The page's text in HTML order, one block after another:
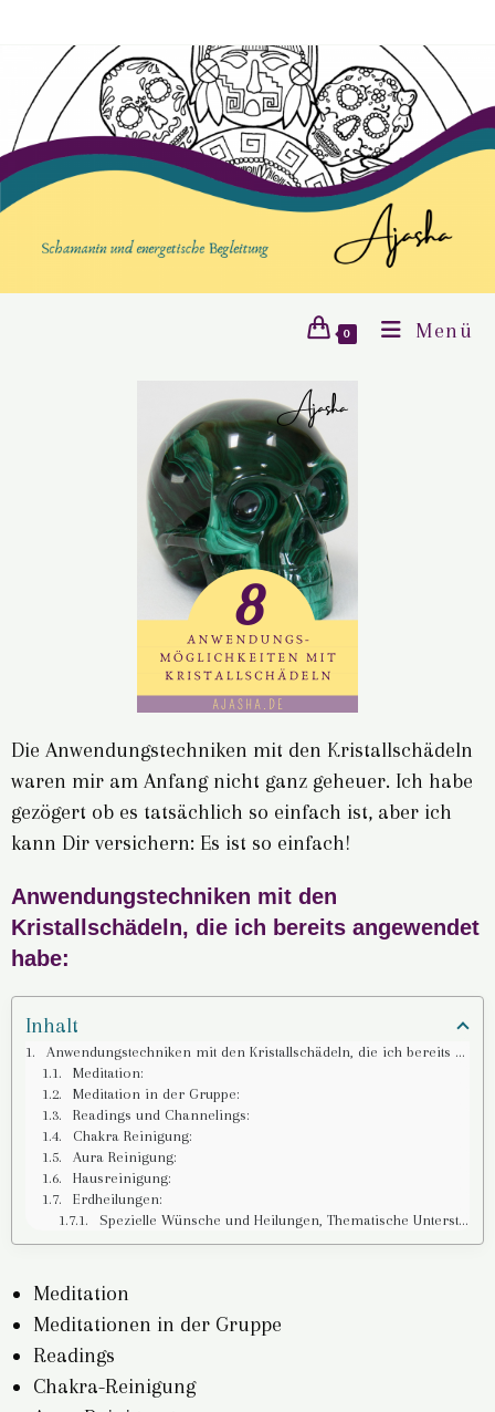
0 Menü
Die Anwendungstechniken mit den Kristallschädeln
waren mir am Anfang nicht ganz geheuer. Ich habe
gezögert ob es tatsächlich so einfach ist, aber ich
kann Dir versichern: Es ist so einfach!
Anwendungstechniken mit den
Kristallschädeln, die ich bereits angewendet
habe:
Inhalt
Anwendungstechniken mit den Kristallschädeln, die ich bereits angewendet habe:
Meditation:
Meditation in der Gruppe:
Readings und Channelings:
Chakra Reinigung:
Aura Reinigung:
Hausreinigung:
Erdheilungen:
Spezielle Wünsche und Heilungen, Thematische Unterstützung:
Meditation
Meditationen in der Gruppe
Readings
Chakra-Reinigung